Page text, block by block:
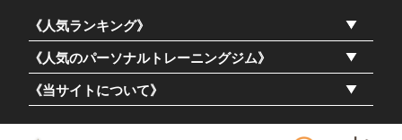
《人気ランキング》
《人気のパーソナルトレーニングジム》
《当サイトについて》